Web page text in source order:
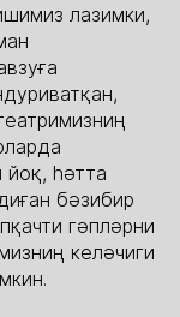
лазимки,
һәтта
бәзибир
гәпләрни
келәчиги